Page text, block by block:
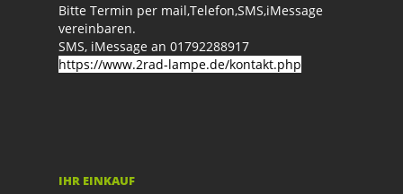
Bitte Termin per mail,Telefon,SMS,iMessage
vereinbaren.
SMS, iMessage an 01792288917
https://www.2rad-lampe.de/kontakt.php
IHR EINKAUF